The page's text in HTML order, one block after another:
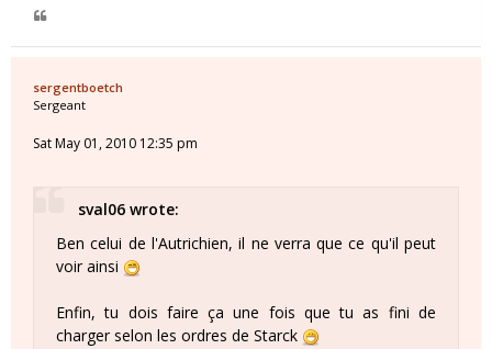
sergentboetch
Sergeant
Sat May 01, 2010 12:35 pm
sval06 wrote:
Ben celui de l'Autrichien, il ne verra que ce qu'il peut
voir ainsi
Enfin, tu dois faire ça une fois que tu as fini de
charger selon les ordres de Starck